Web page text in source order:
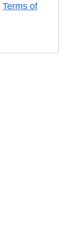
Terms of